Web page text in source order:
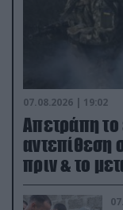
07.08.2026 | 19:02
Απετράπη
αντεπίθεση
πριν & το
(βίντεο)